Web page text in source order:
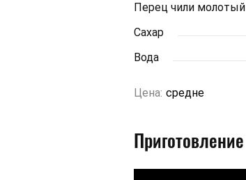
Перец чили молотый
Сахар
Вода
Цена: средне
Приготовление